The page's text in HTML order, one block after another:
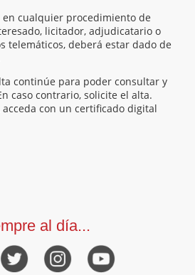
cualquier procedimiento de
licitador, adjudicatario o
telemáticos, deberá estar dado de
continúe para poder consultar y
caso contrario, solicite el alta.
acceda con un certificado digital
al día...